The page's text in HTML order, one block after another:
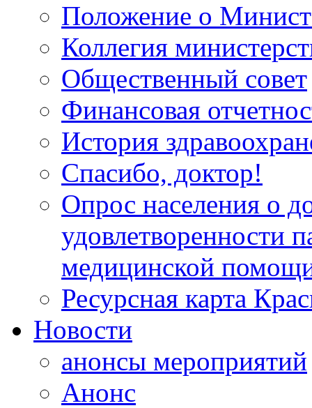
Положение о
Коллегия
Общественный совет
Финансовая
История
Спасибо, доктор!
Опрос населения о
удовлетворенности
медицинской
Ресурсная карта
Новости
анонсы мероприятий
Анонс